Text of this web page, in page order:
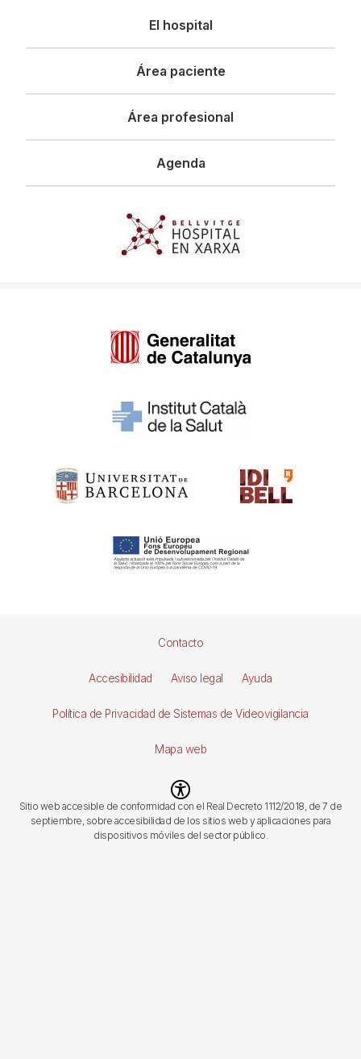
principal
El hospital
Área paciente
Área profesional
Agenda
Contacto
Accesibilidad Aviso legal Ayuda
Política de Privacidad de Sistemas de Videovigilancia
Mapa web
Imagen
Sitio web accesible de conformidad con el Real Decreto 1112/2018, de 7 de
septiembre, sobre accesibilidad de los sitios web y aplicaciones para
dispositivos móviles del sector público.